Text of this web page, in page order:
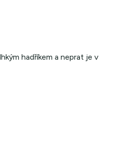
hadříkem a neprat je v